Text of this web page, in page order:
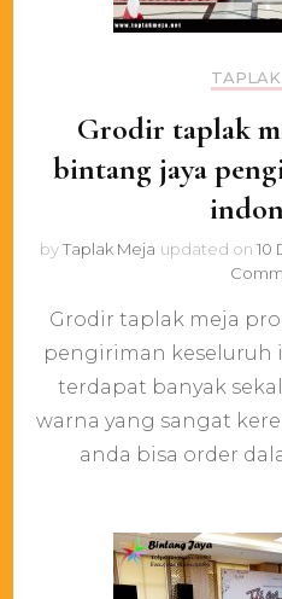
Grodir taplak
bintang jaya
byTaplak Meja updated on 10
Grodir taplak meja
pengiriman keseluruh
terdapat banyak
warna yang sangat
anda bisa order